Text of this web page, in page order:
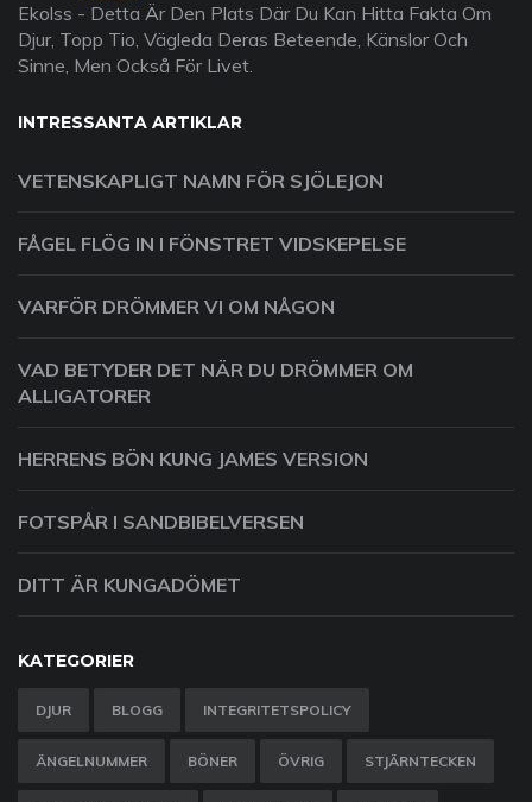
Ekolss - Detta Är Den Plats Där Du Kan Hitta Fakta Om
Djur, Topp Tio, Vägleda Deras Beteende, Känslor Och
Sinne, Men Också För Livet.
INTRESSANTA ARTIKLAR
VETENSKAPLIGT NAMN FÖR SJÖLEJON
FÅGEL FLÖG IN I FÖNSTRET VIDSKEPELSE
VARFÖR DRÖMMER VI OM NÅGON
VAD BETYDER DET NÄR DU DRÖMMER OM
ALLIGATORER
HERRENS BÖN KUNG JAMES VERSION
FOTSPÅR I SANDBIBELVERSEN
DITT ÄR KUNGADÖMET
KATEGORIER
DJUR BLOGG INTEGRITETSPOLICY
ÄNGELNUMMER BÖNER ÖVRIG STJÄRNTECKEN